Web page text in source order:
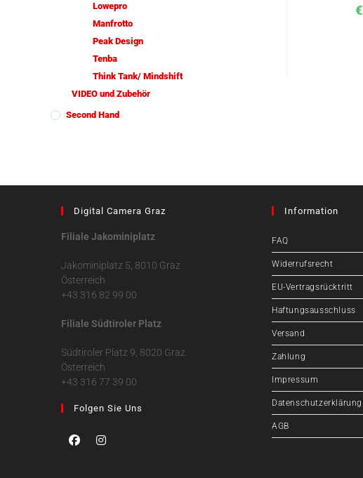
€
Lowepro
Manfrotto
Peak Design
Tenba
Think Tank/ Mindshift
VIDEO und Zubehör
Second Hand
Digital Camera Graz
Filiale Jakominiplatz
Jakominiplatz 5, 8010 Graz
Österreich
+43 316 82 99 00
Filiale Südtiroler Platz
Südtiroler Platz 9, 8020 Graz
Österreich
+43 316 77 39 00
Folgen Sie Uns
Information
FAQ
Widerrufsrecht
EU-Vertragsrücktritt
Haftungsausschluss
Versand
Zahlung
Impressum
Datenschutzerklärung
AGB